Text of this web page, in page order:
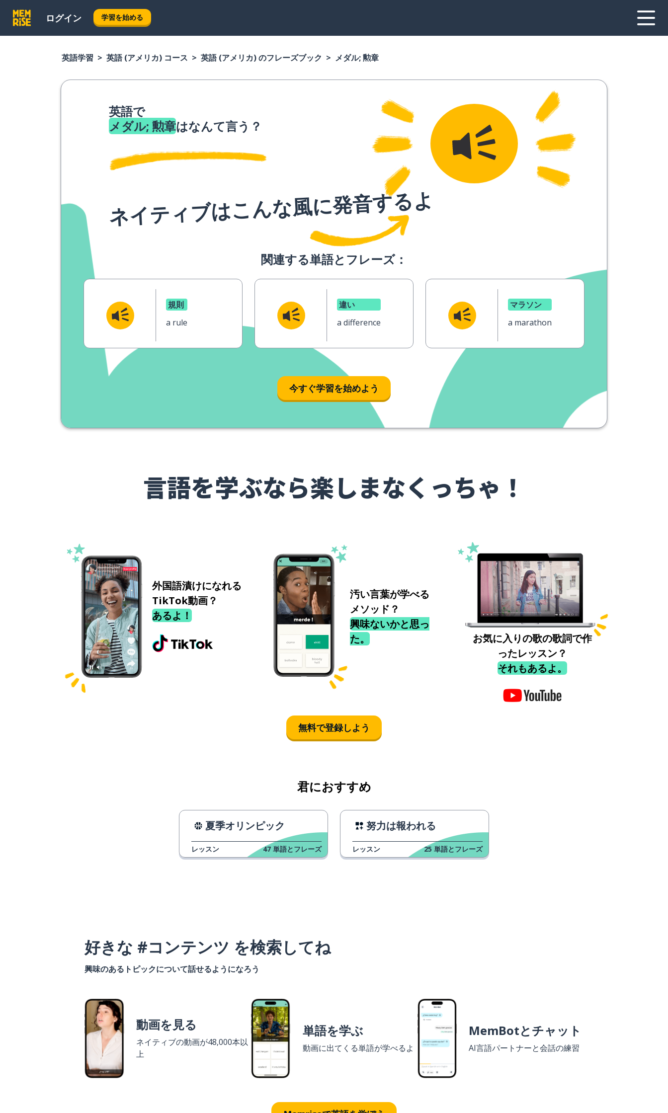
ログイン 学習を始める
英語学習 英語 (アメリカ) コース 英語 (アメリカ) のフレーズブック メダル; 勲章
英語で
メダル; 勲章はなんて言う？
ネイティブはこんな風に発音するよ
関連する単語とフレーズ：
規則
a rule
違い
a difference
マラソン
a marathon
今すぐ学習を始めよう
言語を学ぶなら楽しまなくっちゃ！
外国語漬けになれる
TikTok動画？
あるよ！
汚い言葉が学べる
メソッド？
興味ないかと思っ
た。
お気に入りの歌の歌詞で作
ったレッスン？
それもあるよ。
無料で登録しよう
君におすすめ
夏季オリンピック
レッスン 47 単語とフレーズ
努力は報われる
レッスン 25 単語とフレーズ
好きな #コンテンツ を検索してね
興味のあるトピックについて話せるようになろう
動画を見る
ネイティブの動画が48,000本以
上
単語を学ぶ
動画に出てくる単語が学べるよ
MemBotとチャット
AI言語パートナーと会話の練習